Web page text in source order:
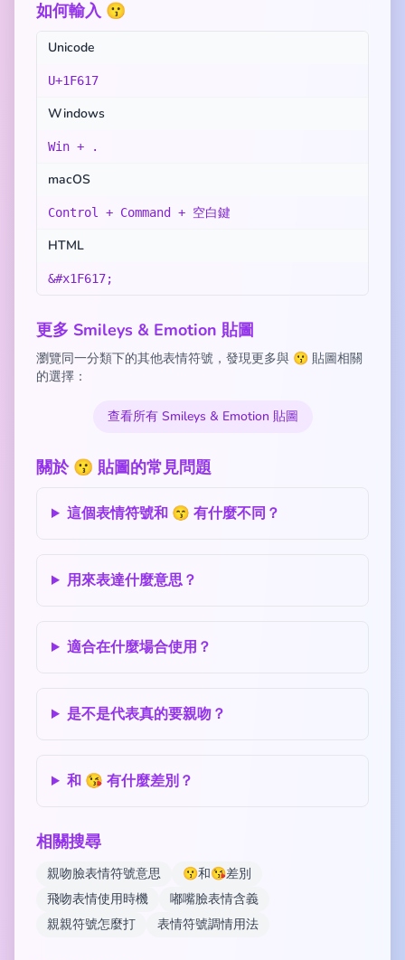
如何輸入 😗
Unicode
U+1F617
Windows
Win + .
macOS
Control + Command + 空白鍵
HTML
&#x1F617;
更多 Smileys & Emotion 貼圖
瀏覽同一分類下的其他表情符號，發現更多與 😗 貼圖相關
的選擇：
查看所有 Smileys & Emotion 貼圖
關於 😗 貼圖的常見問題
這個表情符號和 😙 有什麼不同？
用來表達什麼意思？
適合在什麼場合使用？
是不是代表真的要親吻？
和 😘 有什麼差別？
相關搜尋
親吻臉表情符號意思
😗和😘差別
飛吻表情使用時機
嘟嘴臉表情含義
親親符號怎麼打
表情符號調情用法